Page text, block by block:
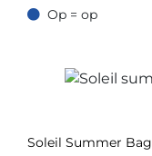
Op = op
Op = op
Soleil Summer Bag